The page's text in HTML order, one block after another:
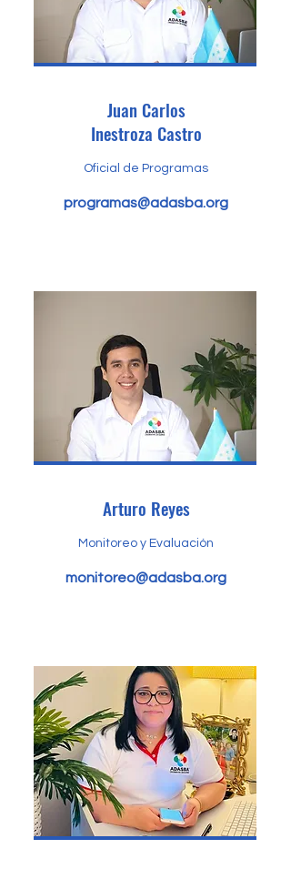
Juan Carlos
Inestroza Castro
Oficial de Programas
programas@adasba.org
Arturo Reyes
Monitoreo y Evaluación
monitoreo@adasba.org